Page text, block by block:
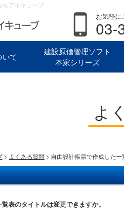
らアイキューブ
お気軽に
03-
て
建設原価管理ソフト
本家シリーズ
よ
> よくある質問 > 自由設計帳票で作成した
表のタイトルは変更できますか。